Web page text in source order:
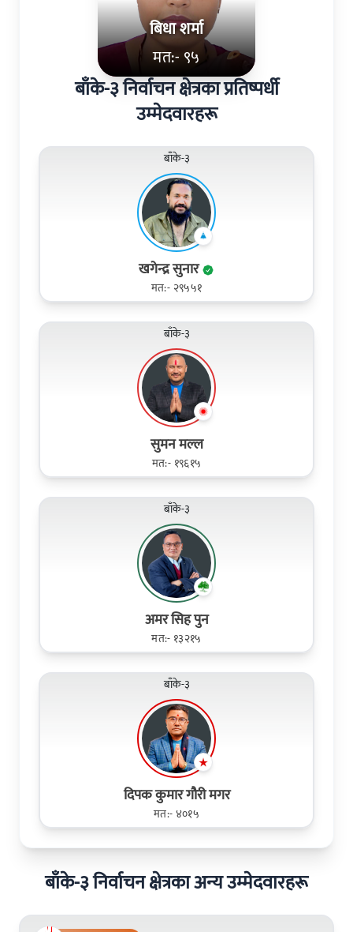
बिधा शर्मा
मत:- ९५
बाँके-३ निर्वाचन क्षेत्रका प्रतिष्पर्धी
उम्मेदवारहरू
बाँके-३
खगेन्द्र सुनार
मत:- २९५५१
बाँके-३
सुमन मल्ल
मत:- १९६१५
बाँके-३
अमर सिह पुन
मत:- १३२१५
बाँके-३
दिपक कुमार गौरी मगर
मत:- ४०१५
बाँके-३ निर्वाचन क्षेत्रका अन्य उम्मेदवारहरू